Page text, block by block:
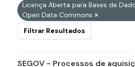
Licença Aberta para Bases de
Open Data Commons
Filtrar Resultados
SEGOV - Processos de